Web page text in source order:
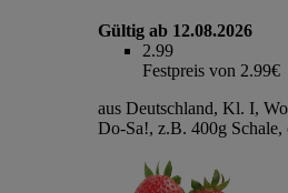
Gültig ab 12.08.2026
2.99
Festpreis von 2.99€
aus Deutschland, Kl. I,
Do-Sa!, z.B. 400g